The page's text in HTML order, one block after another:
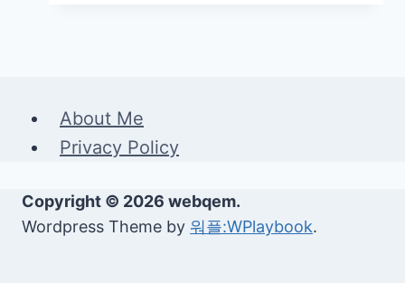
About Me
Privacy Policy
Copyright © 2026 webqem.
Wordpress Theme by 워플:WPlaybook.